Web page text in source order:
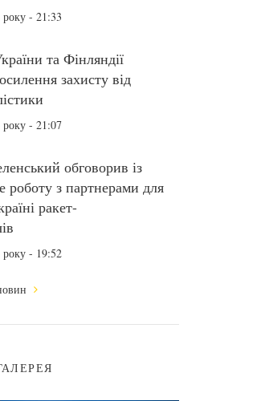
- 21:33
та Фінляндії
захисту від
року - 21:07
обговорив із
з партнерами для
ракет-
року - 19:52